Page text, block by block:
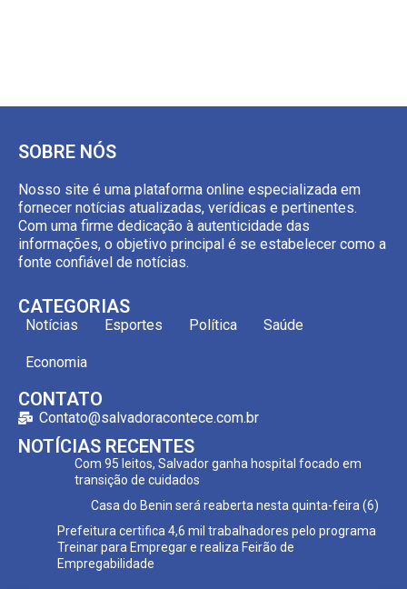
SOBRE NÓS
Nosso site é uma plataforma online especializada em
fornecer notícias atualizadas, verídicas e pertinentes.
Com uma firme dedicação à autenticidade das
informações, o objetivo principal é se estabelecer como a
fonte confiável de notícias.
CATEGORIAS
Notícias Esportes Política Saúde
Economia
CONTATO
Contato@salvadoracontece.com.br
NOTÍCIAS RECENTES
Com 95 leitos, Salvador ganha hospital focado em
transição de cuidados
Casa do Benin será reaberta nesta quinta-feira (6)
Prefeitura certifica 4,6 mil trabalhadores pelo programa
Treinar para Empregar e realiza Feirão de
Empregabilidade